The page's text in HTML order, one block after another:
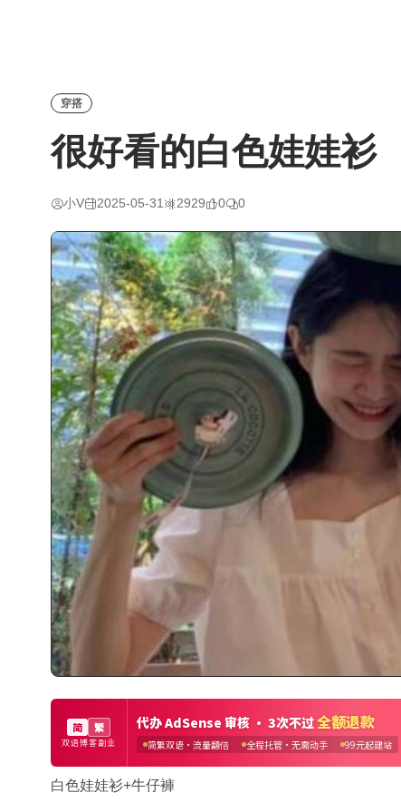
穿搭
很好看的白色娃娃衫
小V 2025-05-31 2929 0 0
白色娃娃衫+牛仔褲